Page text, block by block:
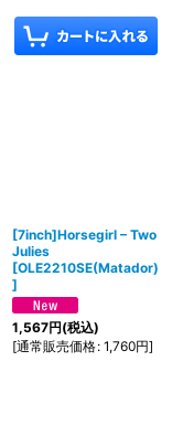
[7inch]Horsegirl – Two
Julies
[OLE2210SE(Matador)
]
1,567円(税込)
[通常販売価格: 1,760円]